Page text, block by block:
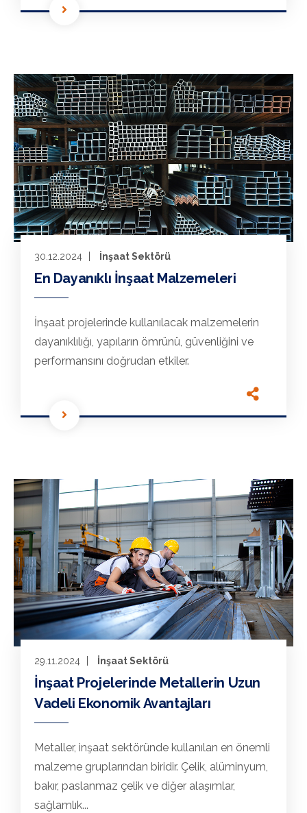
30.12.2024 İnşaat Sektörü
En Dayanıklı İnşaat Malzemeleri
İnşaat projelerinde kullanılacak malzemelerin
dayanıklılığı, yapıların ömrünü, güvenliğini ve
performansını doğrudan etkiler.
29.11.2024 İnşaat Sektörü
İnşaat Projelerinde Metallerin Uzun
Vadeli Ekonomik Avantajları
Metaller, inşaat sektöründe kullanılan en önemli
malzeme gruplarından biridir. Çelik, alüminyum,
bakır, paslanmaz çelik ve diğer alaşımlar,
sağlamlık...